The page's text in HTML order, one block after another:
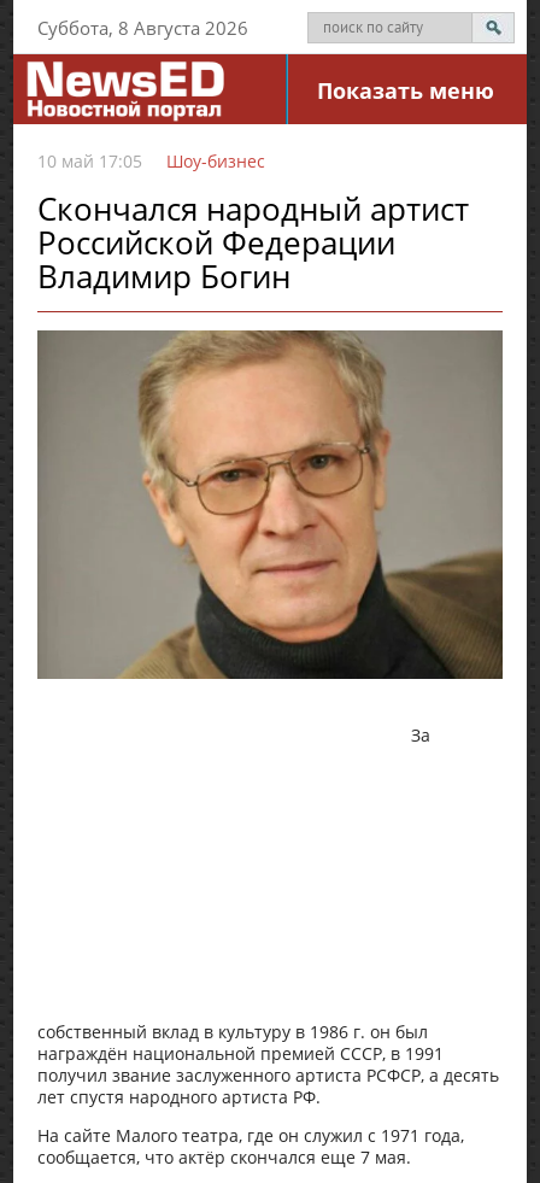
Суббота, 8 Августа 2026
Показать меню
10 май 17:05 Шоу-бизнес
Скончался народный артист
Российской Федерации
Владимир Богин
За
собственный вклад в культуру в 1986 г. он был
награждён национальной премией СССР, в 1991
получил звание заслуженного артиста РСФСР, а десять
лет спустя народного артиста РФ.
На сайте Малого театра, где он служил с 1971 года,
сообщается, что актёр скончался еще 7 мая.